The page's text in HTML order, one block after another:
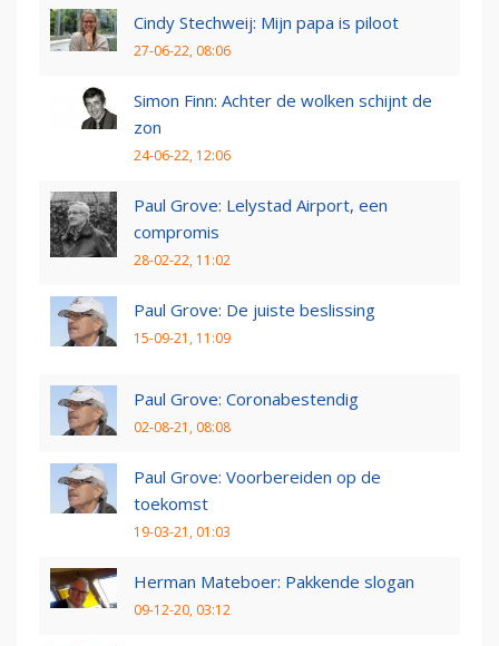
Cindy Stechweij: Mijn papa is piloot
27-06-22, 08:06
Simon Finn: Achter de wolken schijnt de
zon
24-06-22, 12:06
Paul Grove: Lelystad Airport, een
compromis
28-02-22, 11:02
Paul Grove: De juiste beslissing
15-09-21, 11:09
Paul Grove: Coronabestendig
02-08-21, 08:08
Paul Grove: Voorbereiden op de
toekomst
19-03-21, 01:03
Herman Mateboer: Pakkende slogan
09-12-20, 03:12